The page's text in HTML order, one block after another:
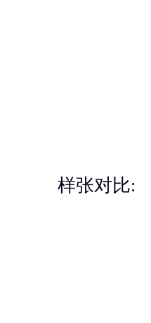
样张对比: